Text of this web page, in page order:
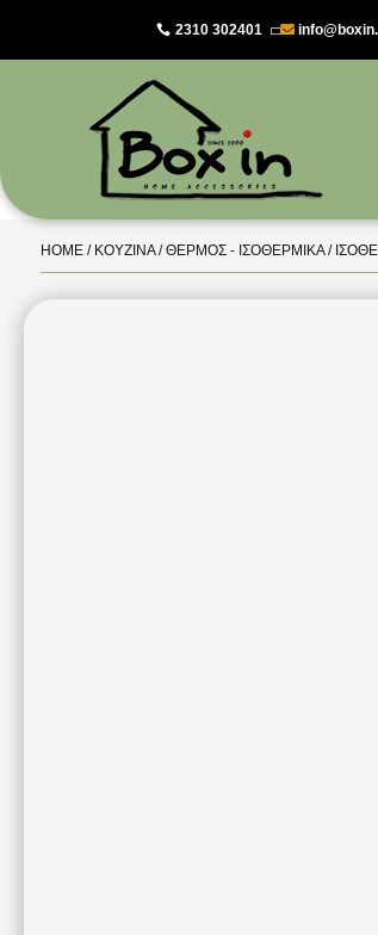
2310 302401 
HOME/ ΚΟΥΖΊΝΑ/ΘΕΡΜΌΣ - ΙΣΟΘΕΡΜΙΚΆ/